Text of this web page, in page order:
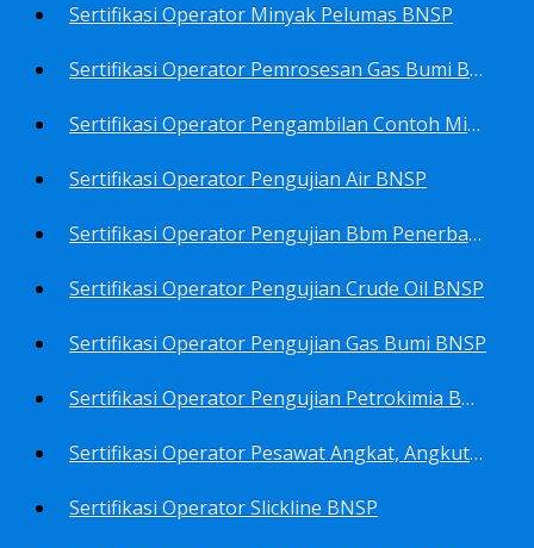
Sertifikasi Operator Minyak Pelumas BNSP
Sertifikasi Operator Pemrosesan Gas Bumi BNSP
Sertifikasi Operator Pengambilan Contoh Minyak Bumi, Gas Bumi, Bbm- Bbn- Pelumas, Udara, Limbah, Air BNSP
Sertifikasi Operator Pengujian Air BNSP
Sertifikasi Operator Pengujian Bbm Penerbangan Dan Non Penerbangan BNSP
Sertifikasi Operator Pengujian Crude Oil BNSP
Sertifikasi Operator Pengujian Gas Bumi BNSP
Sertifikasi Operator Pengujian Petrokimia BNSP
Sertifikasi Operator Pesawat Angkat, Angkut Dan Juru Ikat Beban BNSP
Sertifikasi Operator Slickline BNSP